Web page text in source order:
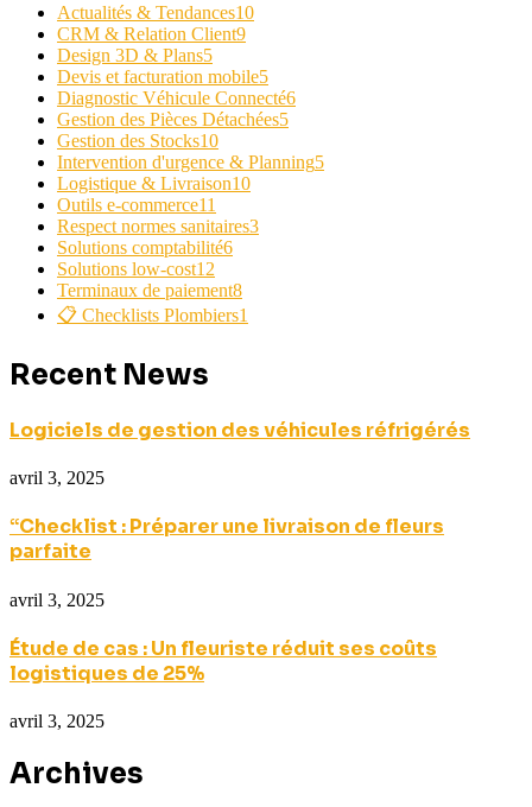
Actualités & Tendances10
CRM & Relation Client9
Design 3D & Plans5
Devis et facturation mobile5
Diagnostic Véhicule Connecté6
Gestion des Pièces Détachées5
Gestion des Stocks10
Intervention d'urgence & Planning5
Logistique & Livraison10
Outils e-commerce11
Respect normes sanitaires3
Solutions comptabilité6
Solutions low-cost12
Terminaux de paiement8
📋 Checklists Plombiers1
Recent News
Logiciels de gestion des véhicules réfrigérés
avril 3, 2025
“Checklist : Préparer une livraison de fleurs
parfaite
avril 3, 2025
Étude de cas : Un fleuriste réduit ses coûts
logistiques de 25%
avril 3, 2025
Archives